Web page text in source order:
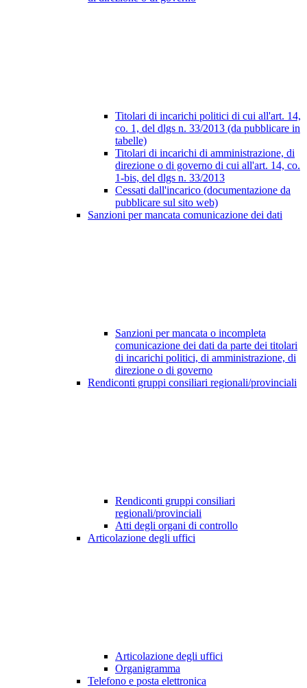
Titolari di incarichi politici di cui all'art. 14,
co. 1, del dlgs n. 33/2013 (da pubblicare in
tabelle)
Titolari di incarichi di amministrazione, di
direzione o di governo di cui all'art. 14, co.
1-bis, del dlgs n. 33/2013
Cessati dall'incarico (documentazione da
pubblicare sul sito web)
Sanzioni per mancata comunicazione dei dati
Sanzioni per mancata o incompleta
comunicazione dei dati da parte dei titolari
di incarichi politici, di amministrazione, di
direzione o di governo
Rendiconti gruppi consiliari regionali/provinciali
Rendiconti gruppi consiliari
regionali/provinciali
Atti degli organi di controllo
Articolazione degli uffici
Articolazione degli uffici
Organigramma
Telefono e posta elettronica